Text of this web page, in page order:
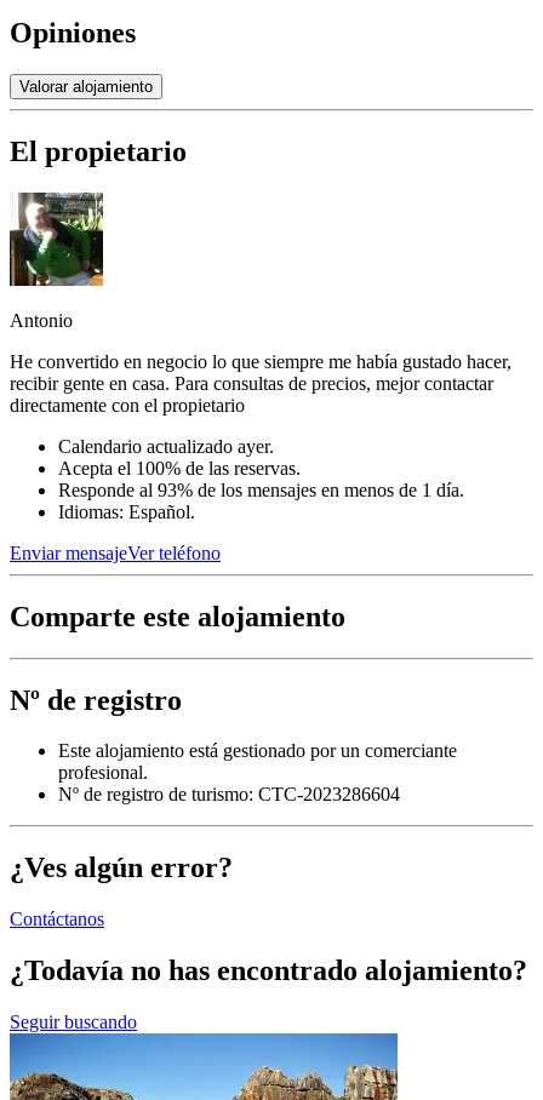
Opiniones
Valorar alojamiento
El propietario
Antonio
He convertido en negocio lo que siempre me había gustado hacer,
recibir gente en casa. Para consultas de precios, mejor contactar
directamente con el propietario
Calendario actualizado ayer.
Acepta el 100% de las reservas.
Responde al 93% de los mensajes en menos de 1 día.
Idiomas: Español.
Enviar mensajeVer teléfono
Comparte este alojamiento
Nº de registro
Este alojamiento está gestionado por un comerciante
profesional.
Nº de registro de turismo: CTC-2023286604
¿Ves algún error?
Contáctanos
¿Todavía no has encontrado alojamiento?
Seguir buscando